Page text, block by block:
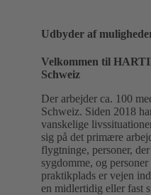
Udbyder af
Velkommen til
Schweiz
Der arbejder ca. 100
Schweiz. Siden 2018
vanskelige
sig på det primære
flygtninge, personer,
sygdomme, og
praktikplads er vejen
en midlertidig eller fast